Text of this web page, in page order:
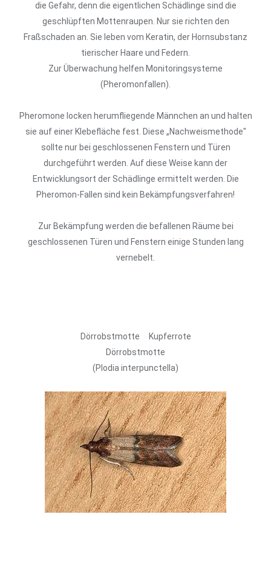
die Gefahr, denn die eigentlichen Schädlinge sind die
geschlüpften Mottenraupen. Nur sie richten den
Fraßschaden an. Sie leben vom Keratin, der Hornsubstanz
tierischer Haare und Federn.
Zur Überwachung helfen Monitoringsysteme
(Pheromonfallen).
Pheromone locken herumfliegende Männchen an und halten
sie auf einer Klebefläche fest. Diese „Nachweismethode"
sollte nur bei geschlossenen Fenstern und Türen
durchgeführt werden. Auf diese Weise kann der
Entwicklungsort der Schädlinge ermittelt werden. Die
Pheromon-Fallen sind kein Bekämpfungsverfahren!
Zur Bekämpfung werden die befallenen Räume bei
geschlossenen Türen und Fenstern einige Stunden lang
vernebelt.
Dörrobstmotte Kupferrote
Dörrobstmotte
(Plodia interpunctella)